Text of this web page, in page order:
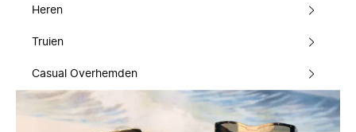
Heren
Truien
Casual Overhemden